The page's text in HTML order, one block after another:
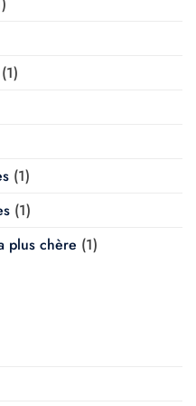
(1)
(1)
(1)
plus chère (1)